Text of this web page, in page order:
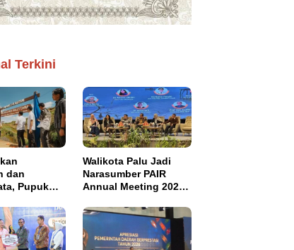
Terkini
dan
Pupuk
Sawah
Walikota Palu Jadi
Narasumber PAIR
Annual Meeting 2026